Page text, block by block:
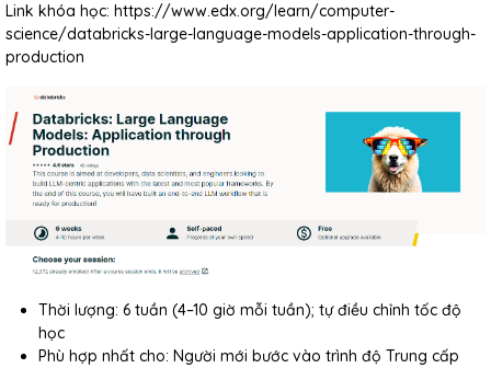
Link khóa học: https://www.edx.org/learn/computer-
science/databricks-large-language-models-application-through-
production
Thời lượng: 6 tuần (4–10 giờ mỗi tuần); tự điều chỉnh tốc độ
học
Phù hợp nhất cho: Người mới bước vào trình độ Trung cấp